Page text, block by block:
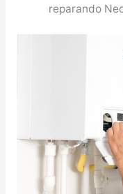
reparando